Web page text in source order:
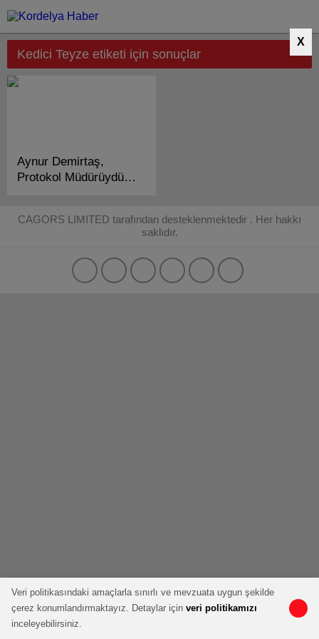
X
Kedici Teyze etiketi için sonuçlar
Aynur Demirtaş,
Protokol Müdürüydü
CAGORS LIMITED tarafından desteklenmektedir . Her hakkı
saklıdır.
Veri politikasındaki amaçlarla sınırlı ve mevzuata uygun şekilde
çerez konumlandırmaktayız. Detaylar için veri politikamızı
inceleyebilirsiniz.